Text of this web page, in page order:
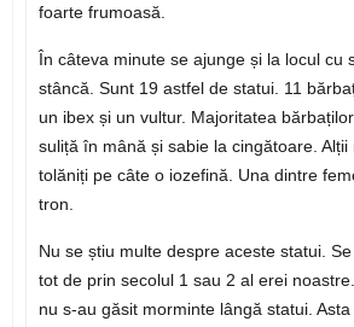
foarte frumoasă.
În câteva minute se ajunge și la locul cu
stâncă. Sunt 19 astfel de statui. 11
un ibex și un vultur. Majoritatea
suliță în mână și sabie la cingătoare. Alții
tolăniți pe câte o iozefină. Una dintre
tron.
Nu se știu multe despre aceste statui.
tot de prin secolul 1 sau 2 al erei
nu s-au găsit morminte lângă statui.